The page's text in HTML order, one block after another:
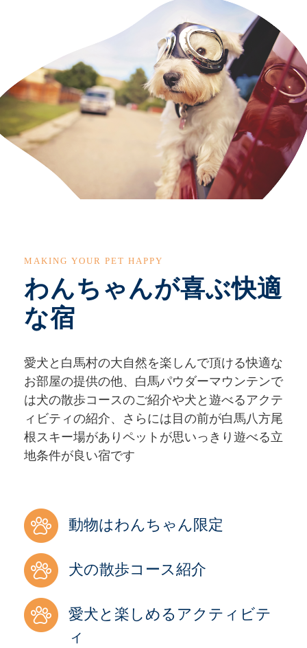
MAKING YOUR PET HAPPY
わんちゃんが喜ぶ快適
な宿
愛犬と白馬村の大自然を楽しんで頂ける快適な
お部屋の提供の他、白馬パウダーマウンテンで
は犬の散歩コースのご紹介や犬と遊べるアクテ
ィビティの紹介、さらには目の前が白馬八方尾
根スキー場がありペットが思いっきり遊べる立
地条件が良い宿です
動物はわんちゃん限定
犬の散歩コース紹介
愛犬と楽しめるアクティビテ
ィ